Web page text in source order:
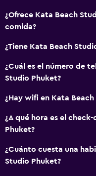
Wifi gratis
Ropa de cama
Toallas
Champú
Gel de ducha
Papeleras
Unidad ubicada en la
¿Ofrece Kata Beach
comida?
¿Tiene Kata Beach
¿Cuál es el número de
Studio Phuket?
¿Hay wifi en Kata
¿A qué hora es el
Phuket?
¿Cuánto cuesta una
Studio Phuket?